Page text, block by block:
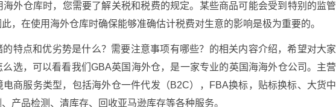
外仓库时，您需要了解关税和税费的规定。某些商品可能会受到特别的监管
，在使用海外仓库时确保能够准确估计税费对生意的影响是极为重要的。
特点和优劣势是什么？需要注意事项有哪些？的相关内容介绍，希望对大家
选，可以看看我们GBA英国海外仓，是一家专业的英国海海外仓公司。主营
商服务类型，包括海外仓一件代发（B2C），FBA换标，贴标换标、大货中
产品检测、清库存、回收亚马逊库存等各种服务。